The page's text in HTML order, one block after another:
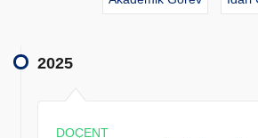
2025
DOÇENT